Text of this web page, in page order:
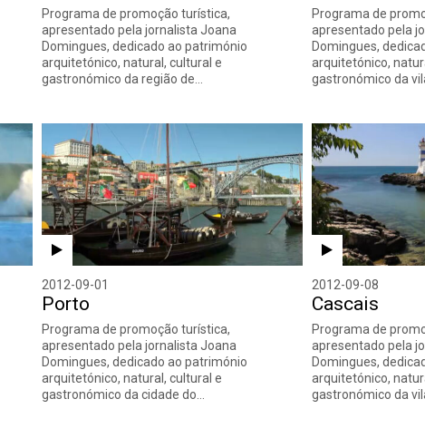
Programa de promoção turística,
apresentado pela jornalista Joana
Domingues, dedicado ao património
arquitetónico, natural, cultural e
gastronómico da região de…
Programa de
apresentado pela
Domingues,
arquitetónico,
gastronómico da
2012-09-01
Porto
Programa de promoção turística,
apresentado pela jornalista Joana
Domingues, dedicado ao património
arquitetónico, natural, cultural e
gastronómico da cidade do…
2012-09-08
Cascais
Programa de
apresentado pela
Domingues,
arquitetónico,
gastronómico da